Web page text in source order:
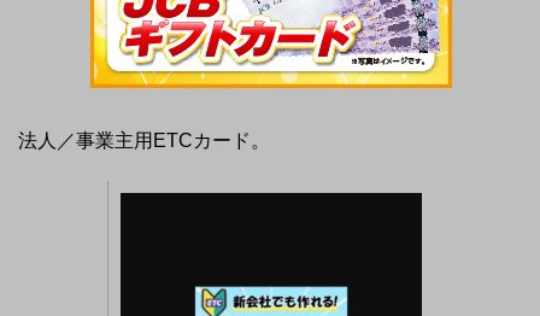
法人／事業主用ETCカード。